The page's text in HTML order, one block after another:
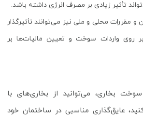
تأثیر زیادی بر مصرف انرژی داشته باشد.
و مقررات محلی و ملی نیز می‌توانند تأثیرگذار
روی واردات سوخت و تعیین مالیات‌ها بر
بخاری، می‌توانید از بخاری‌های با
کنید، عایق‌گذاری مناسبی در ساختمان خود